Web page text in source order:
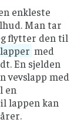
enkleste
Man tar
flytter den til
med
En sjelden
vevslapp med
en
lappen kan